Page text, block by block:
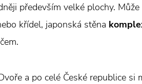
především velké plochy.
křídel, japonská stěna
a po celé České republice